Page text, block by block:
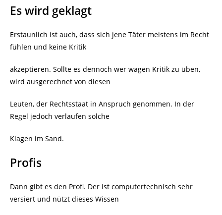
Es wird geklagt
Erstaunlich ist auch, dass sich jene Täter meistens im Recht
fühlen und keine Kritik
akzeptieren. Sollte es dennoch wer wagen Kritik zu üben,
wird ausgerechnet von diesen
Leuten, der Rechtsstaat in Anspruch genommen. In der
Regel jedoch verlaufen solche
Klagen im Sand.
Profis
Dann gibt es den Profi. Der ist computertechnisch sehr
versiert und nützt dieses Wissen